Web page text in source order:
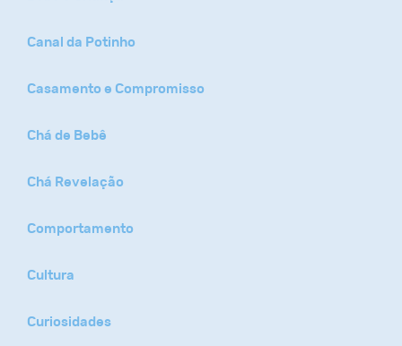
Canal da Potinho
Casamento e Compromisso
Chá de Bebê
Chá Revelação
Comportamento
Cultura
Curiosidades